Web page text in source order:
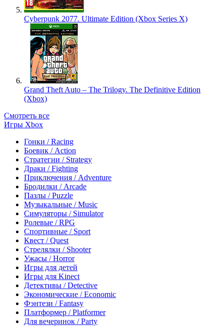
Cyberpunk 2077. Ultimate Edition (Xbox Series X)
Grand Theft Auto – The Trilogy. The Definitive Edition
(Xbox)
Смотреть все
Игры Xbox
Гонки / Racing
Боевик / Action
Стратегии / Strategy
Драки / Fighting
Приключения / Adventure
Бродилки / Arcade
Пазлы / Puzzle
Музыкальные / Music
Симуляторы / Simulator
Ролевые / RPG
Спортивные / Sport
Квест / Quest
Стрелялки / Shooter
Ужасы / Horror
Игры для детей
Игры для Kinect
Детективы / Detective
Экономические / Economic
Фэнтези / Fantasy
Платформер / Platformer
Для вечеринок / Party